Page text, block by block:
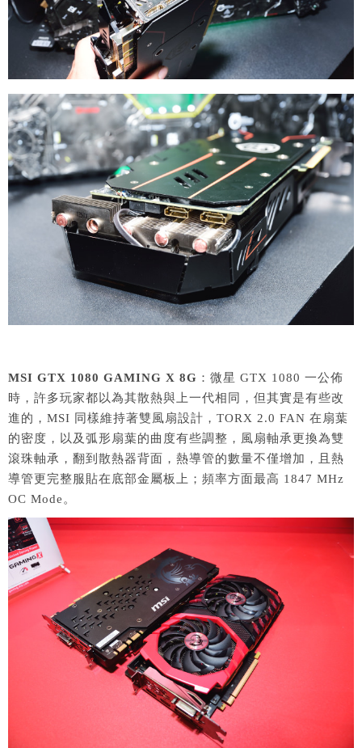
MSI GTX 1080 GAMING X 8G ：微星 GTX 1080 一公佈
時，許多玩家都以為其散熱與上一代相同，但其實是有些改
進的，MSI 同樣維持著雙風扇設計，TORX 2.0 FAN 在扇葉
的密度，以及弧形扇葉的曲度有些調整，風扇軸承更換為雙
滾珠軸承，翻到散熱器背面，熱導管的數量不僅增加，且熱
導管更完整服貼在底部金屬板上；頻率方面最高 1847 MHz
OC Mode。